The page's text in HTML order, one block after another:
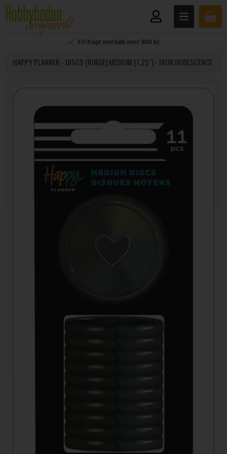
Fri fragt ved køb over 800 kr.
HAPPY PLANNER - DISCS (RINGE) MEDIUM (1.25") - IRON IRIDESCENCE